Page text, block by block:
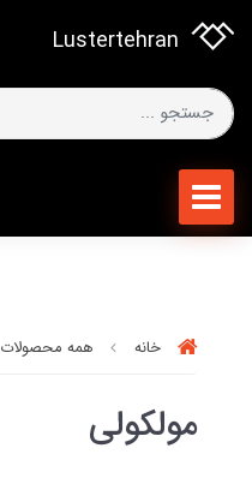
Lustertehran
خانه همه محصولات
مولکولی